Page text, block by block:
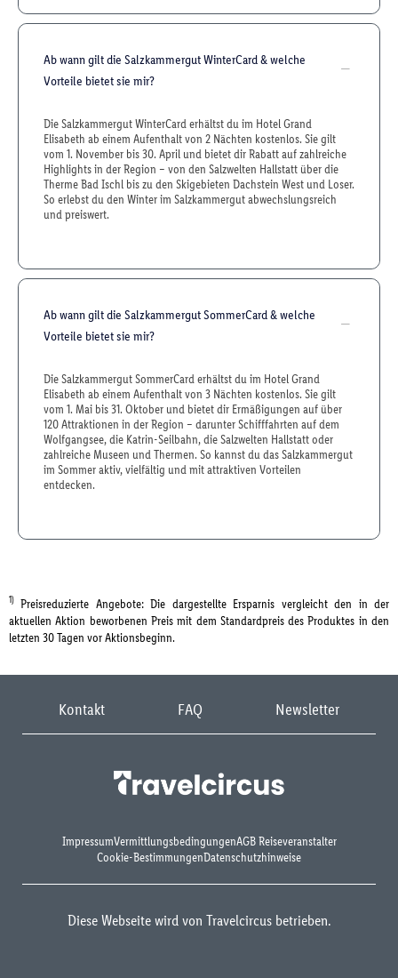
Ab wann gilt die Salzkammergut WinterCard & welche
Vorteile bietet sie mir?
Die Salzkammergut WinterCard erhältst du im Hotel Grand
Elisabeth ab einem Aufenthalt von 2 Nächten kostenlos. Sie gilt
vom 1. November bis 30. April und bietet dir Rabatt auf zahlreiche
Highlights in der Region – von den Salzwelten Hallstatt über die
Therme Bad Ischl bis zu den Skigebieten Dachstein West und Loser.
So erlebst du den Winter im Salzkammergut abwechslungsreich
und preiswert.
Ab wann gilt die Salzkammergut SommerCard & welche
Vorteile bietet sie mir?
Die Salzkammergut SommerCard erhältst du im Hotel Grand
Elisabeth ab einem Aufenthalt von 3 Nächten kostenlos. Sie gilt
vom 1. Mai bis 31. Oktober und bietet dir Ermäßigungen auf über
120 Attraktionen in der Region – darunter Schifffahrten auf dem
Wolfgangsee, die Katrin-Seilbahn, die Salzwelten Hallstatt oder
zahlreiche Museen und Thermen. So kannst du das Salzkammergut
im Sommer aktiv, vielfältig und mit attraktiven Vorteilen
entdecken.
1) Preisreduzierte Angebote: Die dargestellte Ersparnis vergleicht den in der
aktuellen Aktion beworbenen Preis mit dem Standardpreis des Produktes in den
letzten 30 Tagen vor Aktionsbeginn.
Kontakt FAQ Newsletter
ImpressumVermittlungsbedingungenAGB Reiseveranstalter
Cookie-BestimmungenDatenschutzhinweise
Diese Webseite wird von Travelcircus betrieben.